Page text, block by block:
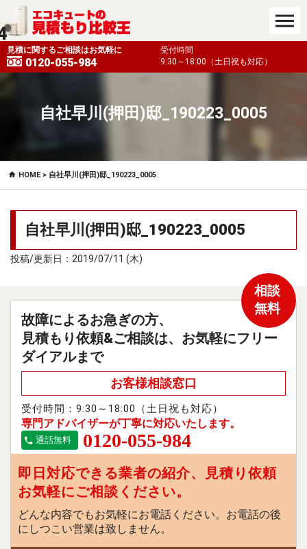
応）
見積に関するご相談はお気軽に
0120-055-984
受付時間
9:30～18:00（土日祝も対応）
自社早川(押田)邸_190223_0005
HOME> 自社早川(押田)邸_190223_0005
自社早川(押田)邸_190223_0005
投稿/更新日：2019/07/11 (木)
故障によるお急ぎの方、
見積もり依頼&ご相談は、お気軽にフリー
ダイアルまで
お客様相談窓口
受付時間：9:30～18:00（土日祝も対応）
専門アドバイザーが丁寧に対応いたします。
通話無料 0120-055-984
即日対応できる業者の紹介、見積り依頼
お気軽にご相談ください。
どんな内容でもお気軽にお電話ください。お電話の後
にしつこい営業は致しません。
相談
無料